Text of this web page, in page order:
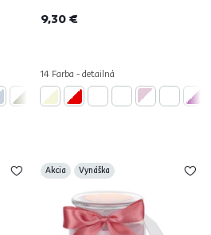
9,30 €
14 Farba - detailná
Akcia Vynáška